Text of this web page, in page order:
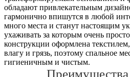
обладают привлекательным
гармонично впишутся в любой
много места и станут настоящим
ухаживать за которым очень
конструкции оформлена
влагу и грязь, поэтому спальное
гигиеничным и чистым.
Преимущества